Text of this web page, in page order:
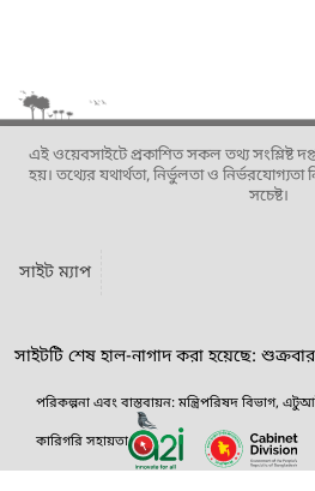
এই ওয়েবসাইটে প্রকাশিত সকল তথ্য সংশ্লিষ্ট
হয়। তথ্যের যথার্থতা, নির্ভুলতা ও নির্ভরযোগ্যতা
সচেষ্ট।
সাইট ম্যাপ
সাইটটি শেষ হাল-নাগাদ করা হয়েছে:
পরিকল্পনা এবং বাস্তবায়ন: মন্ত্রিপরিষদ বিভাগ,
কারিগরি সহায়তা